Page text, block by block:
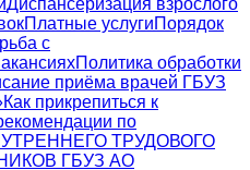
Диспансеризация взрослого
Платные услугиПорядок
с
Политика обработки
приёма врачей ГБУЗ
Как прикрепиться к
по
ТРУДОВОГО
ГБУЗ АО